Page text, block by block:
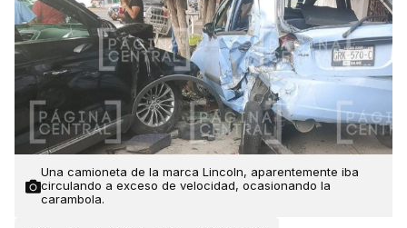
Una camioneta de la marca Lincoln, aparentemente iba
circulando a exceso de velocidad, ocasionando la
carambola.